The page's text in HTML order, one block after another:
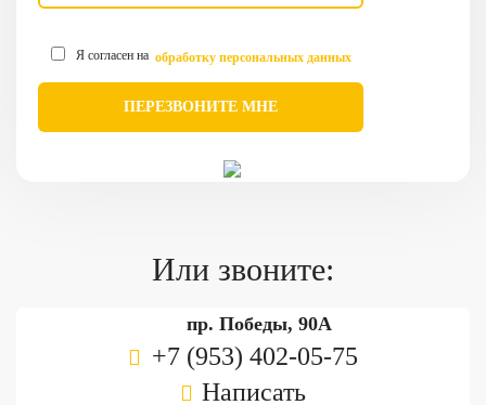
Я согласен на обработку персональных данных
Или звоните:
пр. Победы, 90А
+7 (953) 402-05-75
Написать